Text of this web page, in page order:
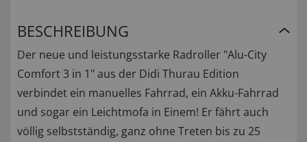
BESCHREIBUNG
Der neue und leistungsstarke Radroller "Alu-City
Comfort 3 in 1" aus der Didi Thurau Edition
verbindet ein manuelles Fahrrad, ein Akku-Fahrrad
und sogar ein Leichtmofa in Einem! Er fährt auch
völlig selbstständig, ganz ohne Treten bis zu 25